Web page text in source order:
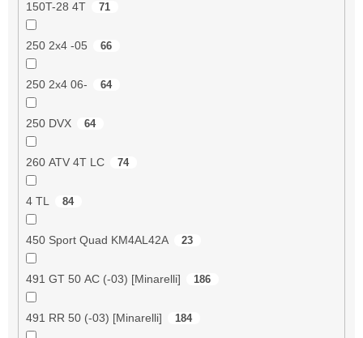
150T-28 4T 71
250 2x4 -05 66
250 2x4 06- 64
250 DVX 64
260 ATV 4T LC 74
4 TL 84
450 Sport Quad KM4AL42A 23
491 GT 50 AC (-03) [Minarelli] 186
491 RR 50 (-03) [Minarelli] 184